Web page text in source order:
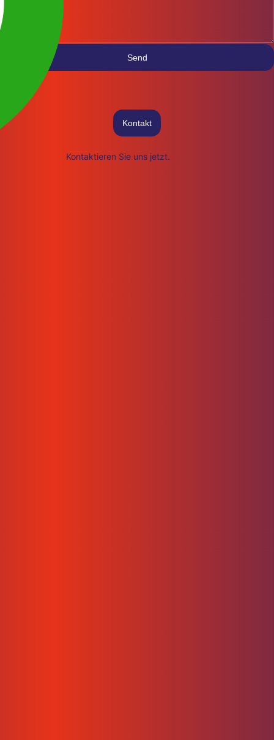
Kontaktieren Sie uns jetzt.
Send
Kontakt